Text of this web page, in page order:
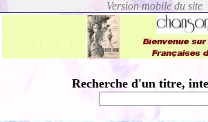
Recherche d'un titre,